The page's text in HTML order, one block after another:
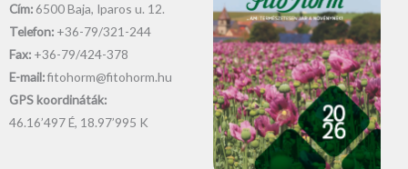
Cím: 6500 Baja, Iparos u. 12.
Telefon: +36-79/321-244
Fax: +36-79/424-378
E-mail:fitohorm@fitohorm.hu
GPS koordináták:
46.16’497 É, 18.97’995 K